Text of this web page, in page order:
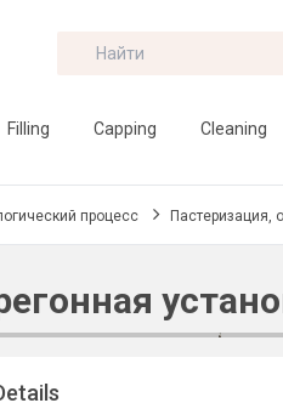
Filling Capping Cleaning
процесс Пастеризация,